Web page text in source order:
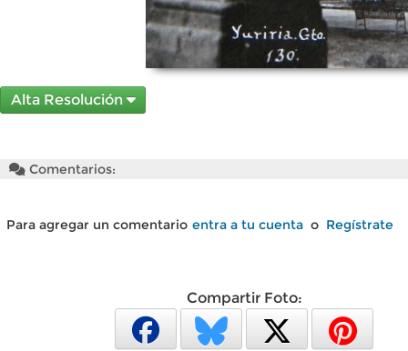
Alta Resolución
Comentarios:
Para agregar un comentario entra a tu cuenta o Regístrate
Compartir Foto: